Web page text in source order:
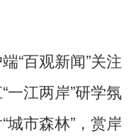
百观新闻”关注
江两岸”研学氛
城市森林”，赏岸